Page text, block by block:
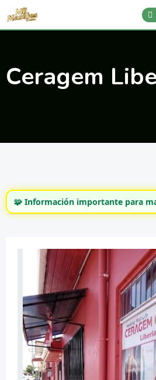
Saltar
Ceragem
🧩 Información importante para